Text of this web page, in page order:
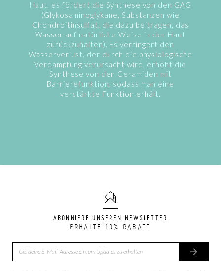
Haut, es fördert die Synthese von den GAG
(Glykosaminoglykane, Substanzen wie
Chondroitinsulfat, die dazu beitragen, das
Wasser auf natürliche Weise in der Haut
zurückzuhalten). Es verringert den
Wasserverlust, der durch die physiologische
Verdampfung verursacht wird, erhöht die
Synthese von den Ceramiden mit
Barrierefunktion, sodass man eine
verstärkte Funktion erhält.
ABONNIERE UNSEREN NEWSLETTER
ERHALTE 10% RABATT